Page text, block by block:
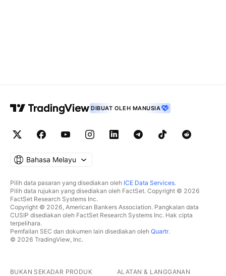
DIBUAT OLEH MANUSIA
Bahasa Melayu
Pilih data pasaran yang disediakan oleh ICE Data Services.
Pilih data rujukan yang disediakan oleh FactSet. Copyright © 2026
FactSet Research Systems Inc.
Copyright © 2026, American Bankers Association. Pangkalan data
CUSIP disediakan oleh FactSet Research Systems Inc. Hak cipta
terpelihara.
Pemfailan SEC dan dokumen lain disediakan oleh Quartr.
© 2026 TradingView, Inc.
BUKAN SEKADAR PRODUK ALATAN & LANGGANAN